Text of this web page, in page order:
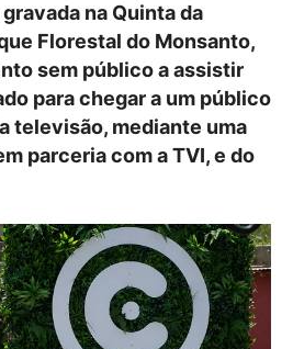
na Quinta da
Florestal do Monsanto,
sem público a assistir
para chegar a um público
televisão, mediante uma
parceria com a TVI, e do